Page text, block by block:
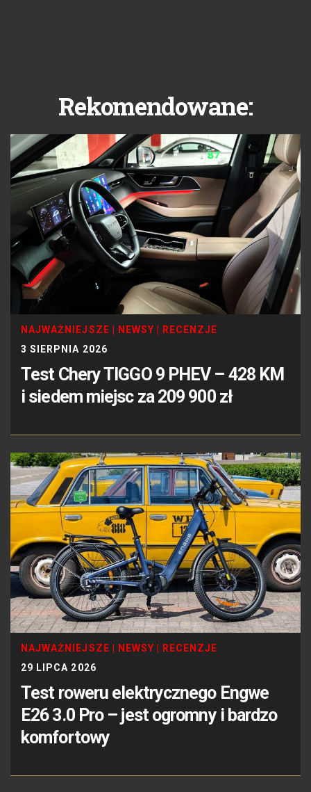
Rekomendowane:
NAJWAŻNIEJSZE NEWSY
RECENZJE
3 SIERPNIA 2026
Test Chery TIGGO 9 PHEV – 428 KM
i siedem miejsc za 209 900 zł
NAJWAŻNIEJSZE NEWSY
RECENZJE
29 LIPCA 2026
Test roweru elektrycznego Engwe
E26 3.0 Pro – jest ogromny i bardzo
komfortowy